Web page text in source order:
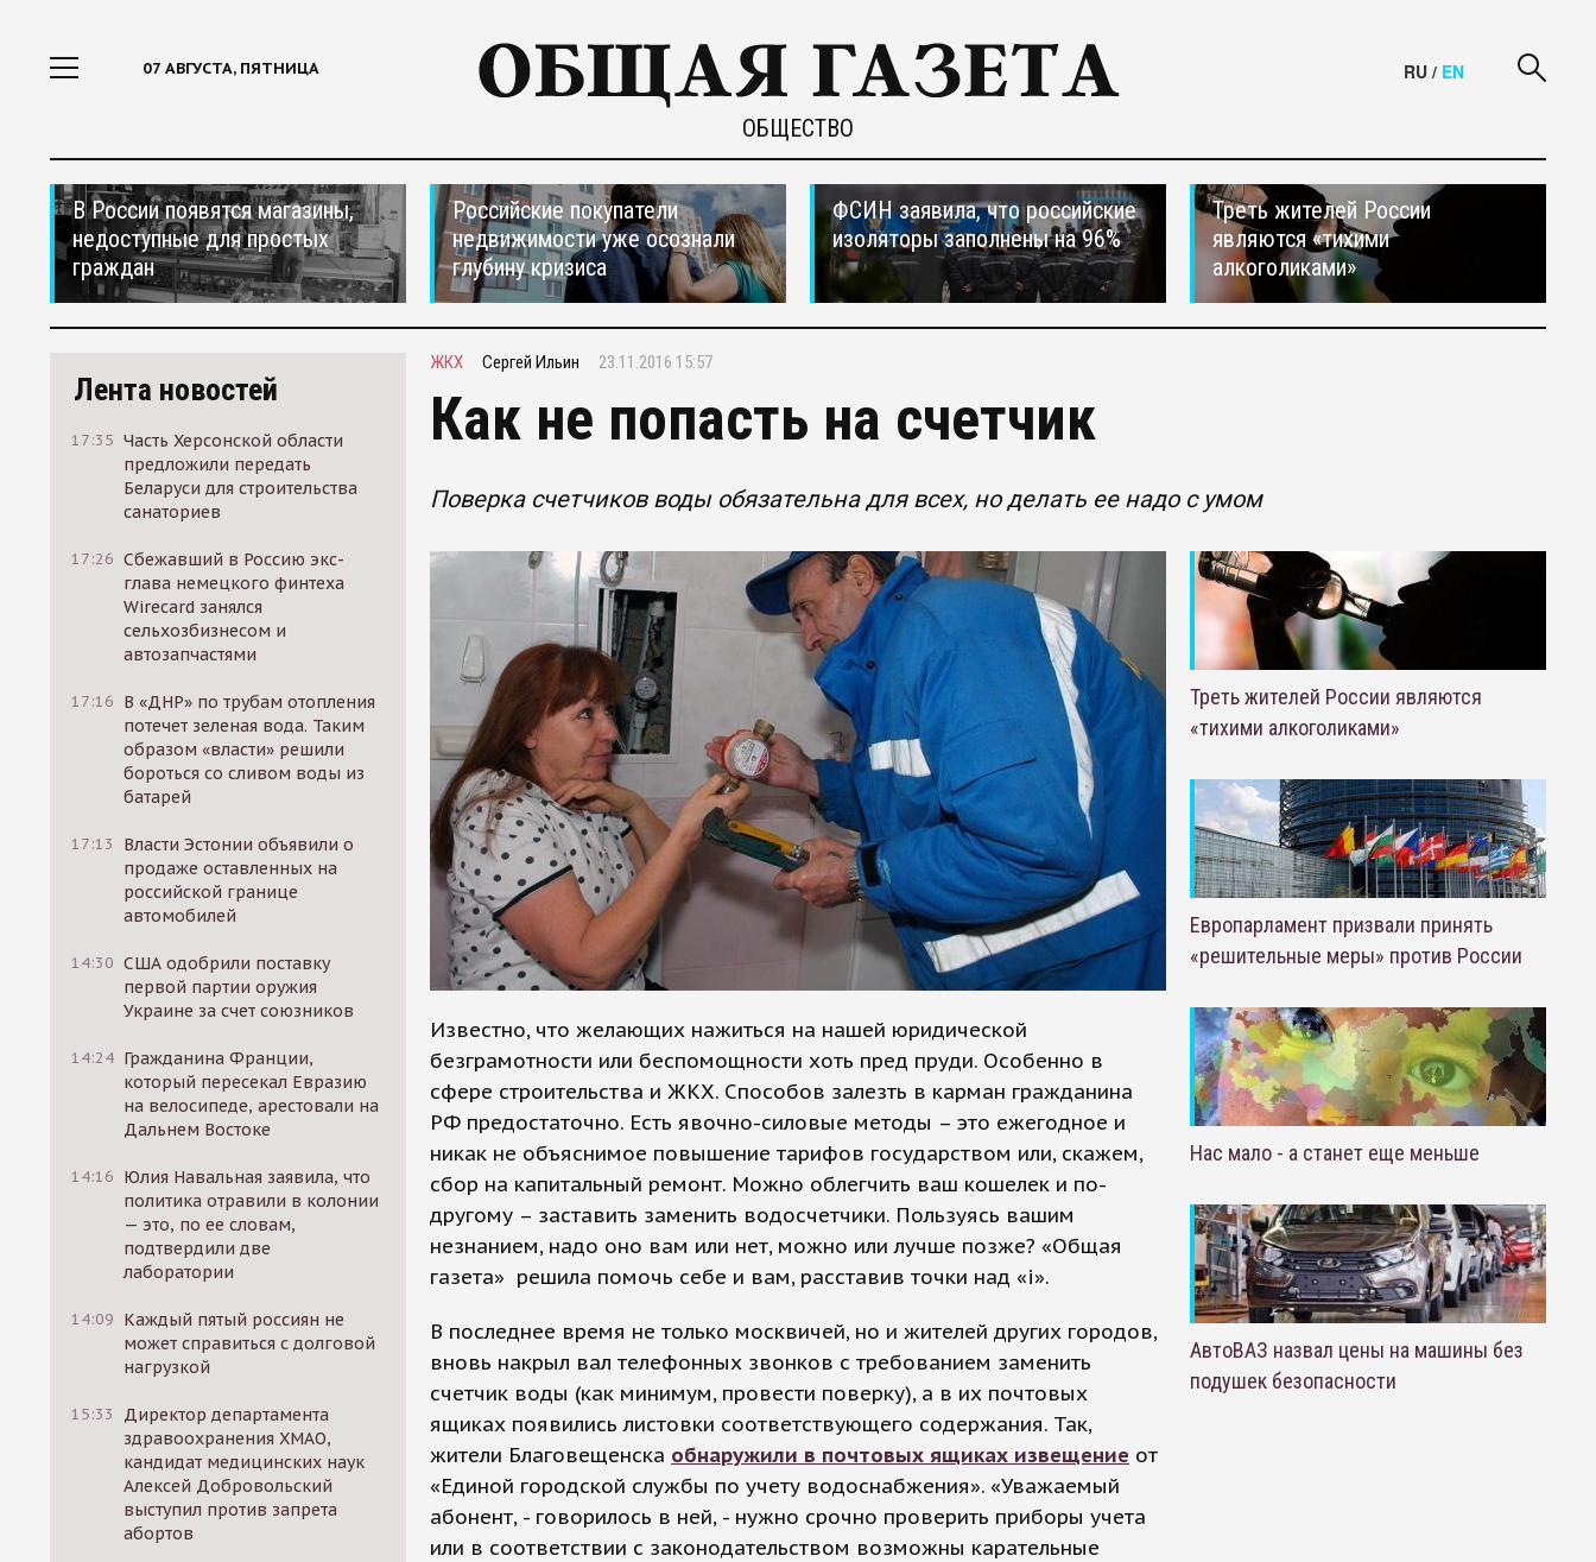
07 АВГУСТА, ПЯТНИЦА
ОБЩЕСТВО
RU / EN
В России появятся магазины,
недоступные для простых
граждан
Российские покупатели
недвижимости уже осознали
глубину кризиса
ФСИН заявила, что российские
изоляторы заполнены на 96%
Треть жителей России
являются «тихими
алкоголиками»
Лента новостей
17:35 Часть Херсонской области
предложили передать
Беларуси для строительства
санаториев
17:26 Сбежавший в Россию экс-
глава немецкого финтеха
Wirecard занялся
сельхозбизнесом и
автозапчастями
17:16 В «ДНР» по трубам отопления
потечет зеленая вода. Таким
образом «власти» решили
бороться со сливом воды из
батарей
17:13
Власти Эстонии объявили о
продаже оставленных на
российской границе
автомобилей
14:30 США одобрили поставку
первой партии оружия
Украине за счет союзников
14:24 Гражданина Франции,
который пересекал Евразию
на велосипеде, арестовали на
Дальнем Востоке
14:16 Юлия Навальная заявила, что
политика отравили в колонии
— это, по ее словам,
подтвердили две
лаборатории
14:09 Каждый пятый россиян не
может справиться с долговой
нагрузкой
15:33
Директор департамента
здравоохранения ХМАО,
кандидат медицинских наук
Алексей Добровольский
выступил против запрета
абортов
ЖКХ Сергей Ильин 23.11.2016 15:57
Как не попасть на счетчик
Поверка счетчиков воды обязательна для всех, но делать ее надо с умом
Известно, что желающих нажиться на нашей юридической
безграмотности или беспомощности хоть пред пруди. Особенно в
сфере строительства и ЖКХ. Способов залезть в карман гражданина
РФ предостаточно. Есть явочно-силовые методы – это ежегодное и
никак не объяснимое повышение тарифов государством или, скажем,
сбор на капитальный ремонт. Можно облегчить ваш кошелек и по-
другому – заставить заменить водосчетчики. Пользуясь вашим
незнанием, надо оно вам или нет, можно или лучше позже? «Общая
газета» решила помочь себе и вам, расставив точки над «i».
В последнее время не только москвичей, но и жителей других городов,
вновь накрыл вал телефонных звонков с требованием заменить
счетчик воды (как минимум, провести поверку), а в их почтовых
ящиках появились листовки соответствующего содержания. Так,
жители Благовещенска обнаружили в почтовых ящиках извещение от
«Единой городской службы по учету водоснабжения». «Уважаемый
абонент, - говорилось в ней, - нужно срочно проверить приборы учета
или в соответствии с законодательством возможны карательные
Треть жителей России являются
«тихими алкоголиками»
Европарламент призвали принять
«решительные меры» против России
Нас мало - а станет еще меньше
АвтоВАЗ назвал цены на машины без
подушек безопасности